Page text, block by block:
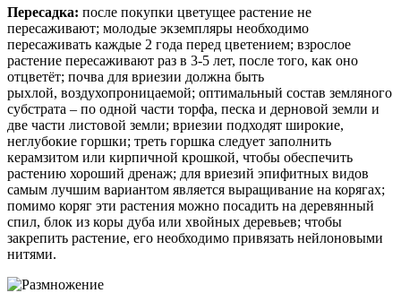
Пересадка: после покупки цветущее растение не
пересаживают; молодые экземпляры необходимо
пересаживать каждые 2 года перед цветением; взрослое
растение пересаживают раз в 3-5 лет, после того, как оно
отцветёт; почва для вриезии должна быть
рыхлой, воздухопроницаемой; оптимальный состав земляного
субстрата – по одной части торфа, песка и дерновой земли и
две части листовой земли; вриезии подходят широкие,
неглубокие горшки; треть горшка следует заполнить
керамзитом или кирпичной крошкой, чтобы обеспечить
растению хороший дренаж; для вриезий эпифитных видов
самым лучшим вариантом является выращивание на корягах;
помимо коряг эти растения можно посадить на деревянный
спил, блок из коры дуба или хвойных деревьев; чтобы
закрепить растение, его необходимо привязать нейлоновыми
нитями.